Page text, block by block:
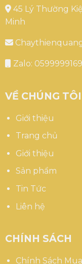
45 Lý Thường
Minh
Zalo: 0599999169
VỀ CHÚNG TÔI
Giới thiệu
Trang chủ
Giới thiệu
Sản phẩm
Tin Tức
Liên hệ
CHÍNH SÁCH
Chính Sách